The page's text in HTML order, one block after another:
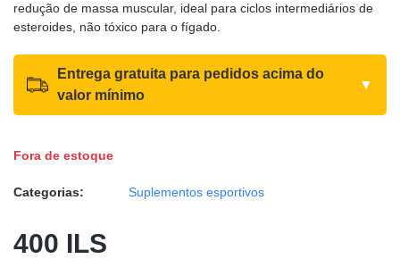
redução de massa muscular, ideal para ciclos intermediários de
esteroides, não tóxico para o fígado.
Entrega gratuita para pedidos acima do
valor mínimo
▼
Fora de estoque
Categorias: Suplementos esportivos
400 ILS